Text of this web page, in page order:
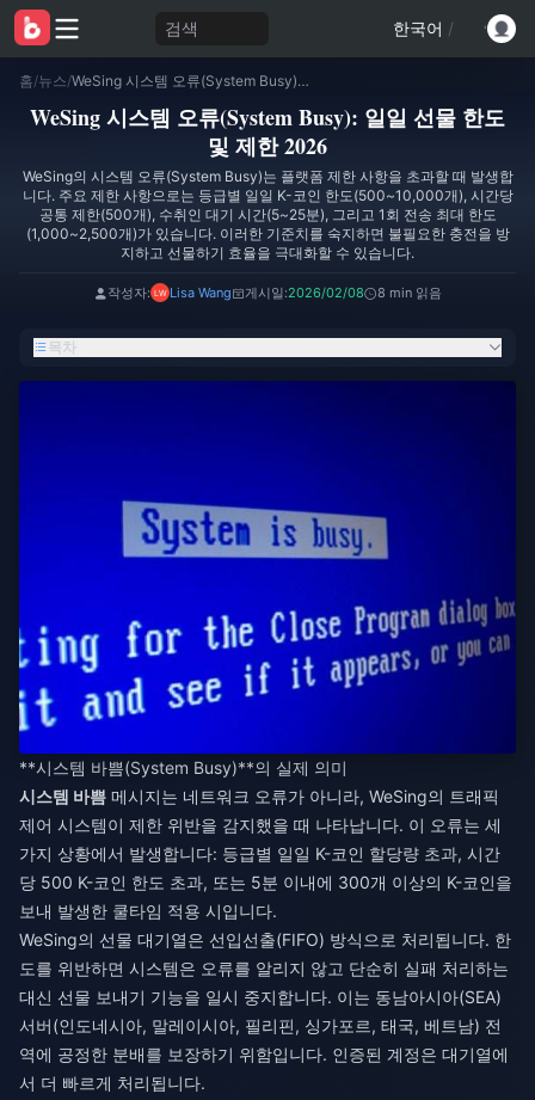
검색 한국어 /
홈/뉴스/ WeSing 시스템 오류(System Busy): 일일 선물 한도 및 제한 2026
WeSing 시스템 오류(System Busy): 일일 선물 한도
및 제한 2026
WeSing의 시스템 오류(System Busy)는 플랫폼 제한 사항을 초과할 때 발생합
니다. 주요 제한 사항으로는 등급별 일일 K-코인 한도(500~10,000개), 시간당
공통 제한(500개), 수취인 대기 시간(5~25분), 그리고 1회 전송 최대 한도
(1,000~2,500개)가 있습니다. 이러한 기준치를 숙지하면 불필요한 충전을 방
지하고 선물하기 효율을 극대화할 수 있습니다.
작성자: Lisa Wang 게시일:2026/02/08 8 min 읽음
목차
**시스템 바쁨(System Busy)**의 실제 의미
시스템 바쁨 메시지는 네트워크 오류가 아니라, WeSing의 트래픽
제어 시스템이 제한 위반을 감지했을 때 나타납니다. 이 오류는 세
가지 상황에서 발생합니다: 등급별 일일 K-코인 할당량 초과, 시간
당 500 K-코인 한도 초과, 또는 5분 이내에 300개 이상의 K-코인을
보내 발생한 쿨타임 적용 시입니다.
WeSing의 선물 대기열은 선입선출(FIFO) 방식으로 처리됩니다. 한
도를 위반하면 시스템은 오류를 알리지 않고 단순히 실패 처리하는
대신 선물 보내기 기능을 일시 중지합니다. 이는 동남아시아(SEA)
서버(인도네시아, 말레이시아, 필리핀, 싱가포르, 태국, 베트남) 전
역에 공정한 분배를 보장하기 위함입니다. 인증된 계정은 대기열에
서 더 빠르게 처리됩니다.